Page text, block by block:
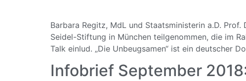
Barbara Regitz, MdL und Staatsministerin a.D.
Seidel-Stiftung in München teilgenommen, die im
Talk einlud. „Die Unbeugsamen“ ist ein deutscher
Infobrief September